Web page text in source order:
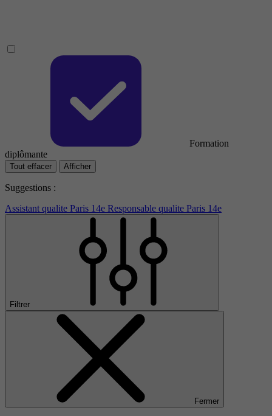
Formation
diplômante
Tout effacer Afficher
Suggestions :
Assistant qualite Paris 14e Responsable qualite Paris 14e
Filtrer
Fermer